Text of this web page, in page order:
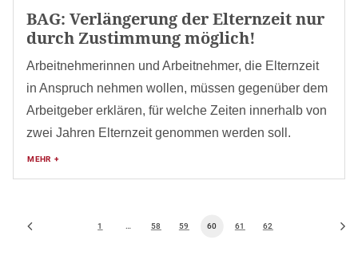
BAG: Verlängerung der Elternzeit nur
durch Zustimmung möglich!
Arbeitnehmerinnen und Arbeitnehmer, die Elternzeit
in Anspruch nehmen wollen, müssen gegenüber dem
Arbeitgeber erklären, für welche Zeiten innerhalb von
zwei Jahren Elternzeit genommen werden soll.
MEHR +
1 … 58 59 60 61 62